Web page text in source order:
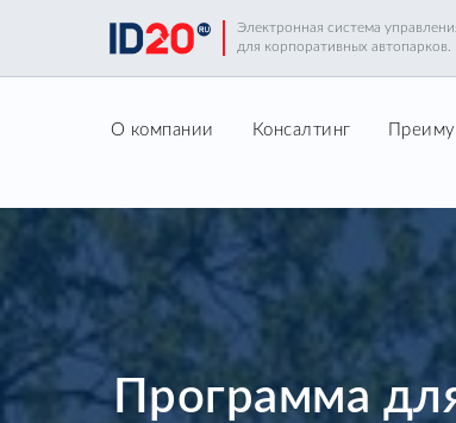
О компании Консалтинг
Электронная система
для корпоративных автопарков.
Программа